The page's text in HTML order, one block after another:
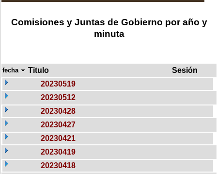
Comisiones y Juntas de Gobierno por año y
minuta
fecha Titulo
Sesión
20230519
20230512
20230428
20230427
20230421
20230419
20230418